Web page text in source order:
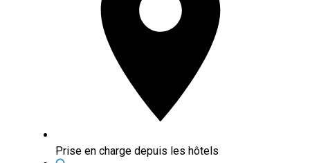
Prise en charge depuis les hôtels